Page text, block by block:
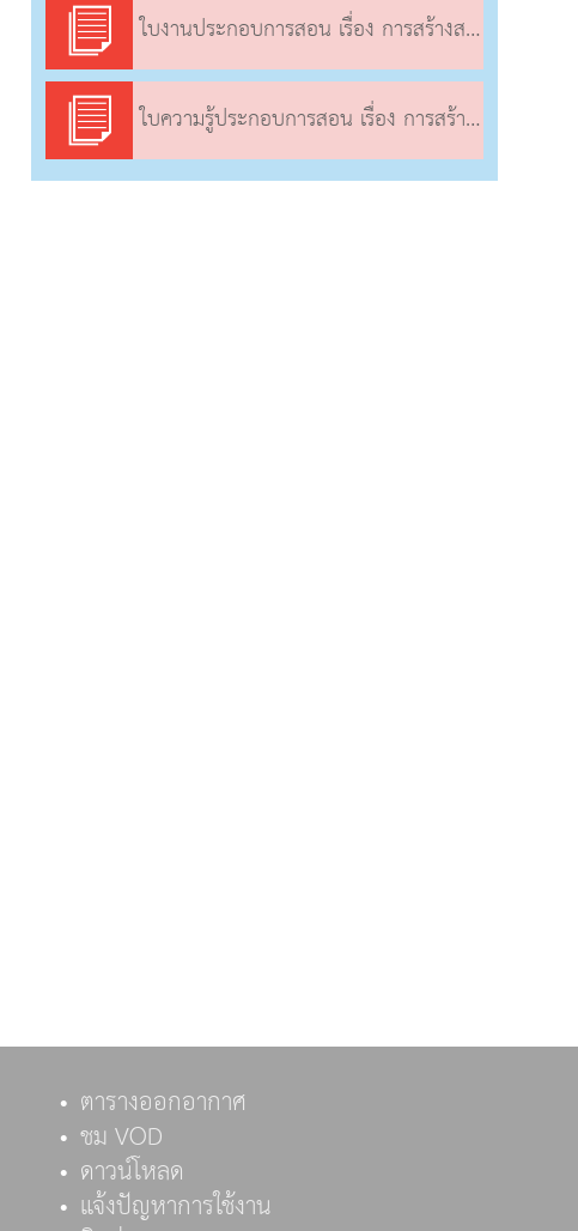
ใบงานประกอบการสอน เรื่อง การสร้างสรรค์ชิ้นงานจากท่อประปาพีวีซี
ใบความรู้ประกอบการสอน เรื่อง การสร้างสรรค์ชิ้นงานจากท่อประปาพีวีซี
ตารางออกอากาศ
ชม VOD
ดาวน์โหลด
แจ้งปัญหาการใช้งาน